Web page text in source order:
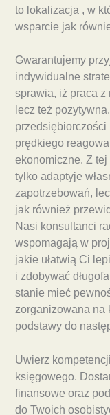
to lokalizacja , w
wsparcie jak
Gwarantujemy
indywidualne
sprawia, iż praca z
lecz też
prędkiego
ekonomiczne. Z
tylko adaptyje
zapotrzebowań,
jak również
Nasi konsultanci
wspomagają w
jakie ułatwią Ci
i zdobywać
stanie mieć
zorganizowana na
podstawy do
Uwierz
księgowego.
finansowe oraz
do Twoich